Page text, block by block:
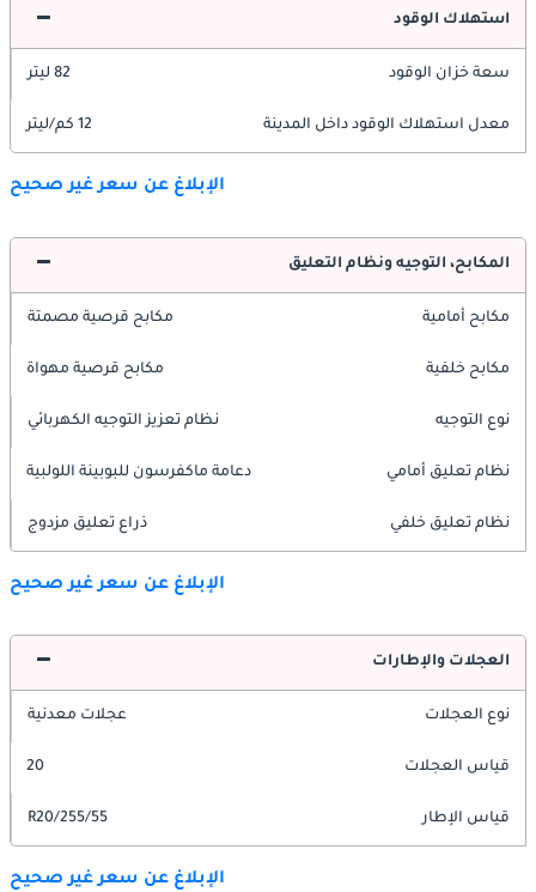
استهلاك الوقود
سعة خزان الوقود 82 ليتر
معدل استهلاك الوقود داخل المدينة 12 كم/ليتر
الإبلاغ عن سعر غير صحيح
المكابح، التوجيه ونظام التعليق
مكابح أمامية مكابح قرصية مصمتة
مكابح خلفية مكابح قرصية مهواة
نوع التوجيه نظام تعزيز التوجيه الكهربائي
نظام تعليق أمامي دعامة ماكفرسون للبوبينة اللولبية
نظام تعليق خلفي ذراع تعليق مزدوج
الإبلاغ عن سعر غير صحيح
العجلات والإطارات
نوع العجلات عجلات معدنية
قياس العجلات 20
قياس الإطار 255/55/R20
الإبلاغ عن سعر غير صحيح